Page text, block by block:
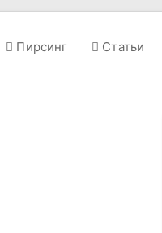
Пирсинг Статьи